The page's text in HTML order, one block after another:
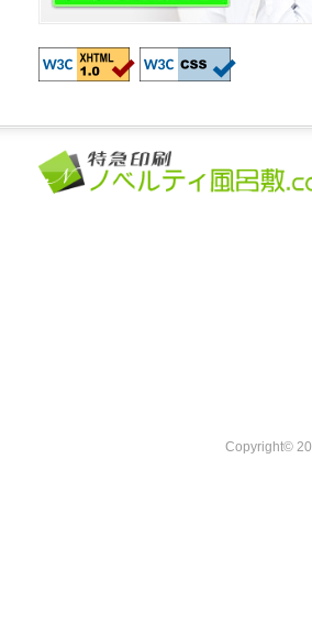
Copyright©